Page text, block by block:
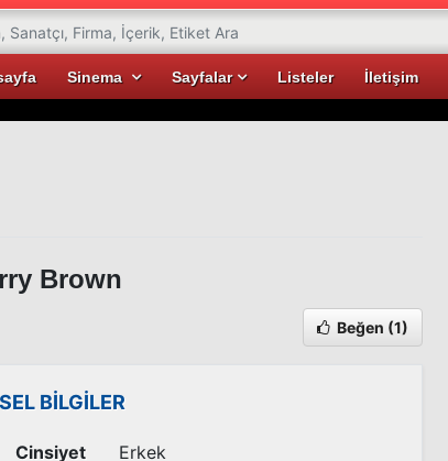
Sinema Sayfalar Listeler İletişim
Brown
Beğen (1)
BİLGİLER
Cinsiyet
Erkek